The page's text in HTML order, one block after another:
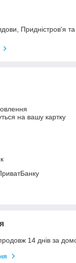
Придністров'я та
на вашу картку
14 днів за